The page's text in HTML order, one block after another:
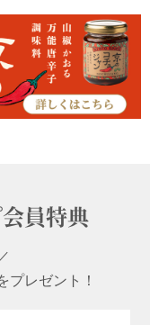
員特典
プレゼント！